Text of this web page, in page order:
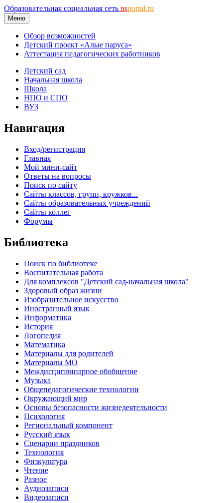
Образовательная социальная сеть nsportal.ru
Меню
Обзор возможностей
Детский проект «Алые паруса»
Аттестация педагогических работников
Детский сад
Начальная школа
Школа
НПО и СПО
ВУЗ
Навигация
Вход/регистрация
Главная
Мой мини-сайт
Ответы на вопросы
Поиск по сайту
Сайты классов, групп, кружков...
Сайты образовательных учреждений
Сайты коллег
Форумы
Библиотека
Поиск по библиотеке
Воспитательная работа
Для комплексов "Детский сад-начальная школа"
Здоровый образ жизни
Изобразительное искусство
Иностранный язык
Информатика
История
Логопедия
Математика
Материалы для родителей
Материалы МО
Междисциплинарное обобщение
Музыка
Общепедагогические технологии
Окружающий мир
Основы безопасности жизнедеятельности
Психология
Региональный компонент
Русский язык
Сценарии праздников
Технология
Физкультура
Чтение
Разное
Аудиозаписи
Видеозаписи